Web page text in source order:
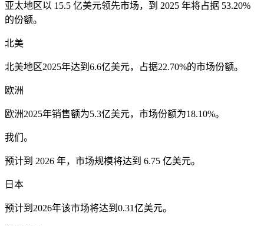
亚太地区以 15.5 亿美元领先市场，到 2025 年将占据 53.20%
的份额。
北美
北美地区2025年达到6.6亿美元，占据22.70%的市场份额。
欧洲
欧洲2025年销售额为5.3亿美元，市场份额为18.10%。
我们。
预计到 2026 年，市场规模将达到 6.75 亿美元。
日本
预计到2026年该市场将达到0.31亿美元。